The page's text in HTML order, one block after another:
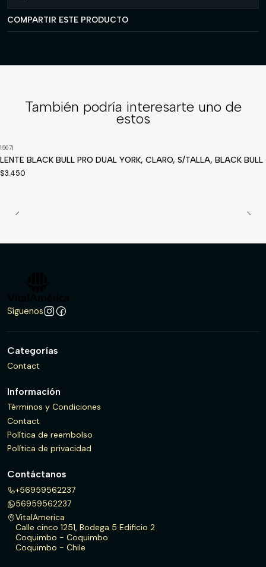
COMPARTIR ESTE PRODUCTO
También podría interesarte uno de
estos
1567|
LENTE BLACK BULL PRO DUAL YORK, CLARO, S/TALLA, BLACK BULL
$3.450
Síguenos
Categorías
Contact
Información
Términos y Condiciones
Contact
Política de reembolso
Política de privacidad
Contáctanos
+56959562237
56959562237
VitalAmerica
Calle cinco 1251, Bodega 5 Edificio 2
Coquimbo - Coquimbo
Coquimbo - Chile